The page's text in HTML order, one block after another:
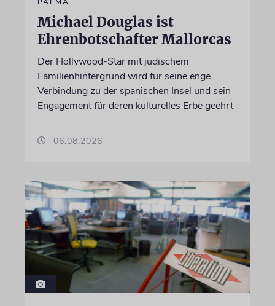
Michael Douglas ist
Ehrenbotschafter Mallorcas
Der Hollywood-Star mit jüdischem
Familienhintergrund wird für seine enge
Verbindung zu der spanischen Insel und sein
Engagement für deren kulturelles Erbe geehrt
06.08.2026